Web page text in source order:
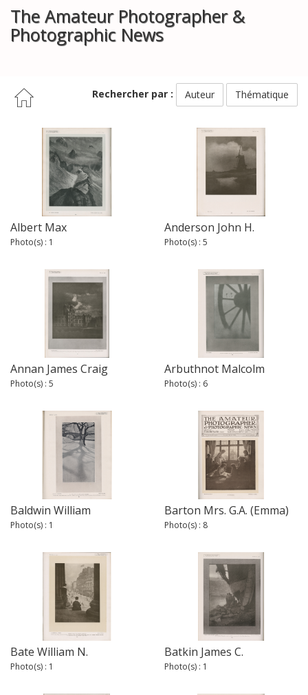
The Amateur Photographer &
Photographic News
Rechercher par : Auteur Thématique
Albert Max
Photo(s) : 1
Anderson John H.
Photo(s) : 5
Annan James Craig
Photo(s) : 5
Arbuthnot Malcolm
Photo(s) : 6
Baldwin William
Photo(s) : 1
Barton Mrs. G.A. (Emma)
Photo(s) : 8
Bate William N.
Photo(s) : 1
Batkin James C.
Photo(s) : 1